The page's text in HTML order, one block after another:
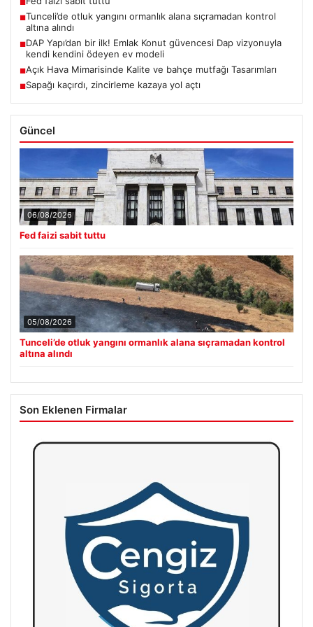
■
■Tunceli’de otluk yangını ormanlık alana sıçramadan kontrol
altına alındı
■DAP Yapı’dan bir ilk! Emlak Konut güvencesi Dap vizyonuyla
kendi kendini ödeyen ev modeli
■Açık Hava Mimarisinde Kalite ve bahçe mutfağı Tasarımları
■Sapağı kaçırdı, zincirleme kazaya yol açtı
Güncel
06/08/2026
Fed faizi sabit tuttu
05/08/2026
Tunceli’de otluk yangını ormanlık alana sıçramadan kontrol
altına alındı
Son Eklenen Firmalar